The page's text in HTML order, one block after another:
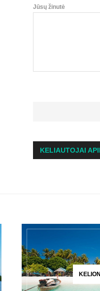
Jūsų žinutė
KELIAUTOJAI